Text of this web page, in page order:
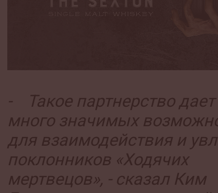
- Такое партнерство
много значимых
для взаимодействия и
поклонников «Ходячих
мертвецов», - сказал Ким